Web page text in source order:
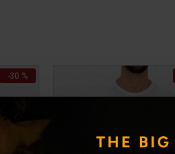
-30 %